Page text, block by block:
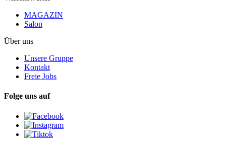
MAGAZIN
Salon
Über uns
Unsere Gruppe
Kontakt
Freie Jobs
Folge uns auf